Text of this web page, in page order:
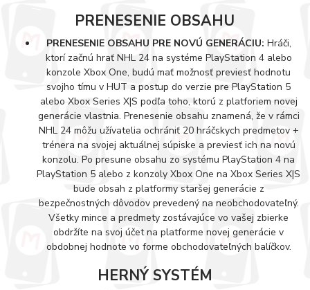
PRENESENIE OBSAHU
PRENESENIE OBSAHU PRE NOVÚ GENERÁCIU: Hráči,
ktorí začnú hrať NHL 24 na systéme PlayStation 4 alebo
konzole Xbox One, budú mať možnosť previesť hodnotu
svojho tímu v HUT a postup do verzie pre PlayStation 5
alebo Xbox Series X|S podľa toho, ktorú z platforiem novej
generácie vlastnia. Prenesenie obsahu znamená, že v rámci
NHL 24 môžu užívatelia ochrániť 20 hráčskych predmetov +
trénera na svojej aktuálnej súpiske a previesť ich na novú
konzolu. Po presune obsahu zo systému PlayStation 4 na
PlayStation 5 alebo z konzoly Xbox One na Xbox Series X|S
bude obsah z platformy staršej generácie z
bezpečnostných dôvodov prevedený na neobchodovateľný.
Všetky mince a predmety zostávajúce vo vašej zbierke
obdržíte na svoj účet na platforme novej generácie v
obdobnej hodnote vo forme obchodovateľných balíčkov.
HERNÝ SYSTÉM